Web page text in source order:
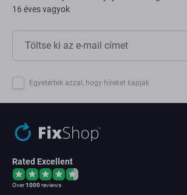
16 éves vagyok
Egyetértek azzal, hogy híreket kapjak
Rated Excellent
Over1000reviews